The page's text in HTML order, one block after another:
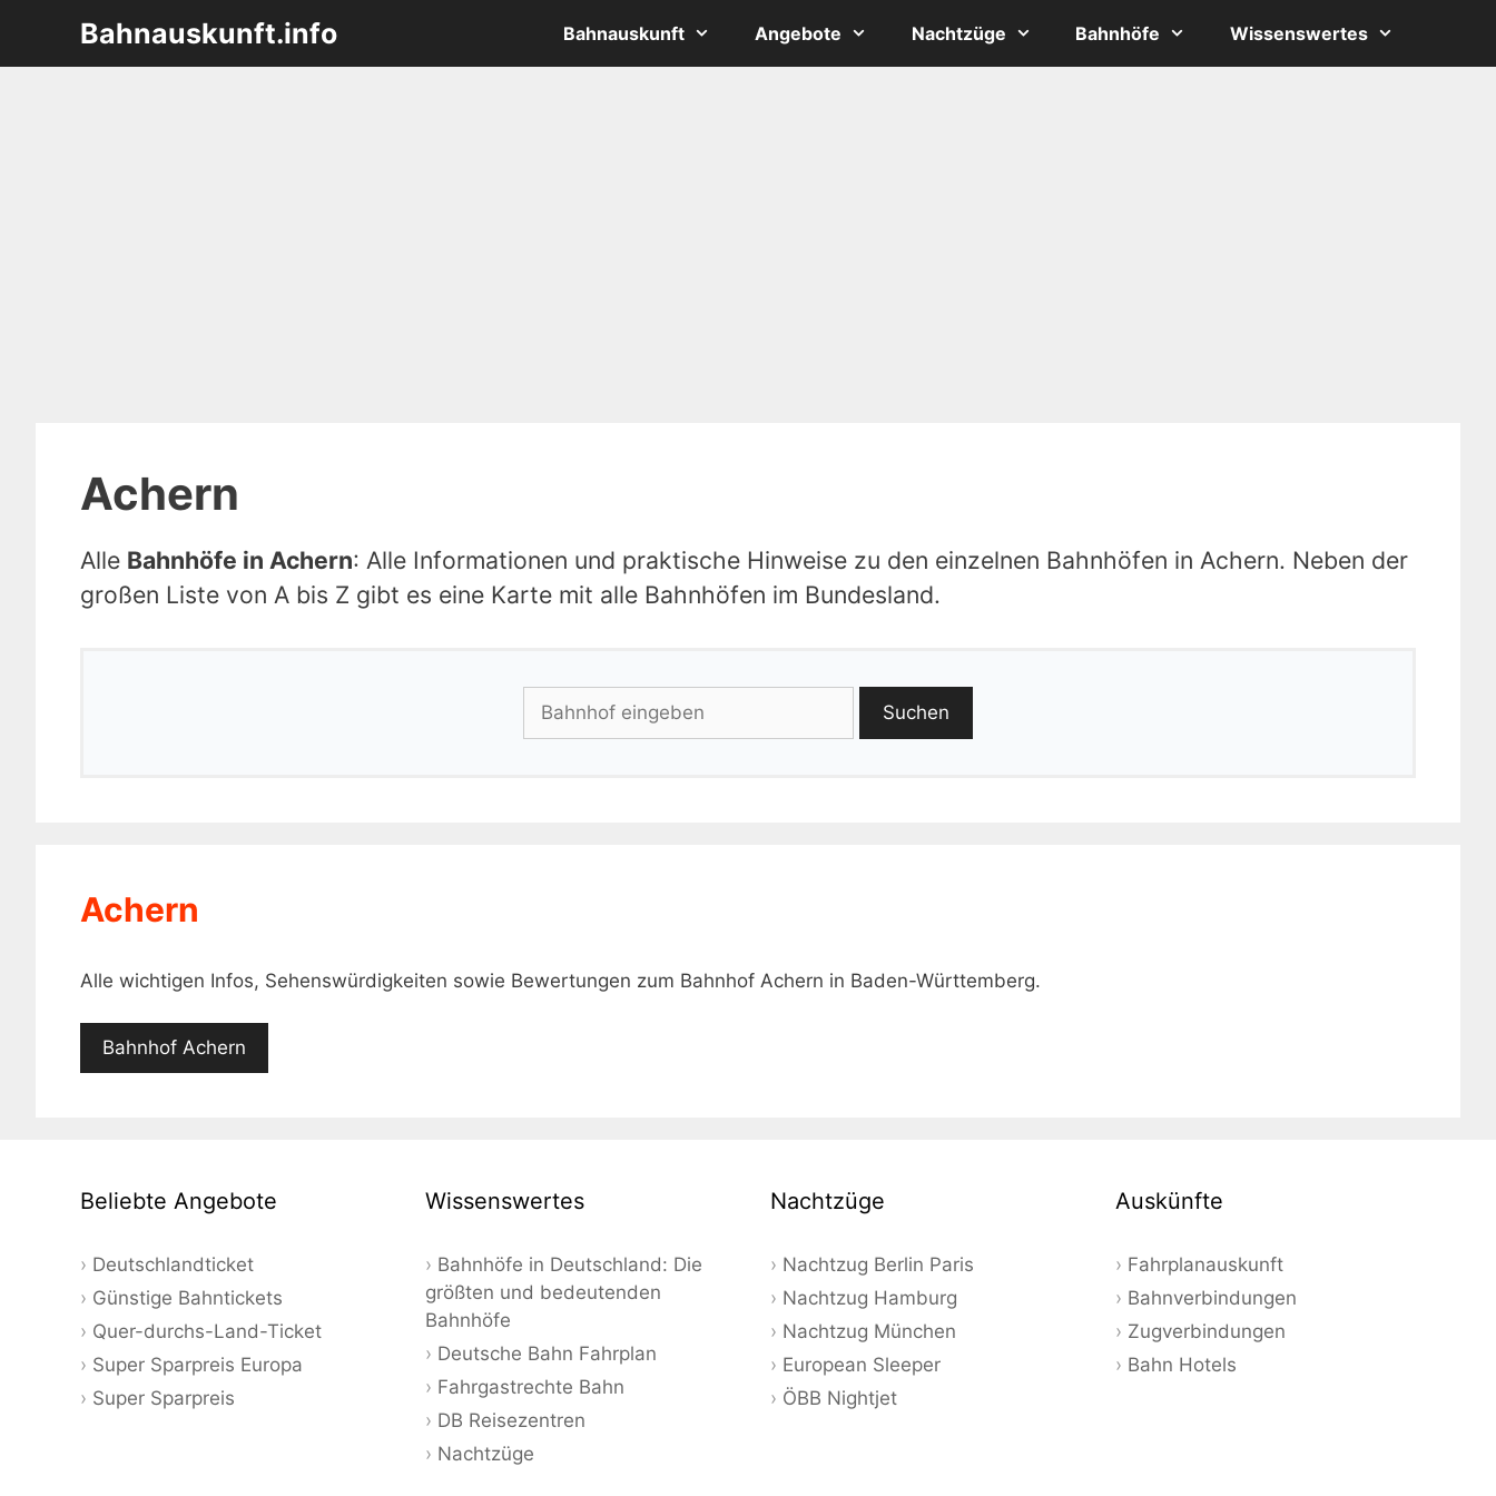
springen
Bahnauskunft.info Bahnauskunft Angebote Nachtzüge Bahnhöfe Wissenswertes
Achern
Alle Bahnhöfe in Achern: Alle Informationen und praktische Hinweise zu den einzelnen Bahnhöfen in Achern. Neben der
großen Liste von A bis Z gibt es eine Karte mit alle Bahnhöfen im Bundesland.
Suchen
Achern
Alle wichtigen Infos, Sehenswürdigkeiten sowie Bewertungen zum Bahnhof Achern in Baden-Württemberg.
Bahnhof Achern
Beliebte Angebote
Deutschlandticket
Günstige Bahntickets
Quer-durchs-Land-Ticket
Super Sparpreis Europa
Super Sparpreis
Wissenswertes
Bahnhöfe in Deutschland: Die
größten und bedeutenden
Bahnhöfe
Deutsche Bahn Fahrplan
Fahrgastrechte Bahn
DB Reisezentren
Nachtzüge
Nachtzüge
Nachtzug Berlin Paris
Nachtzug Hamburg
Nachtzug München
European Sleeper
ÖBB Nightjet
Auskünfte
Fahrplanauskunft
Bahnverbindungen
Zugverbindungen
Bahn Hotels